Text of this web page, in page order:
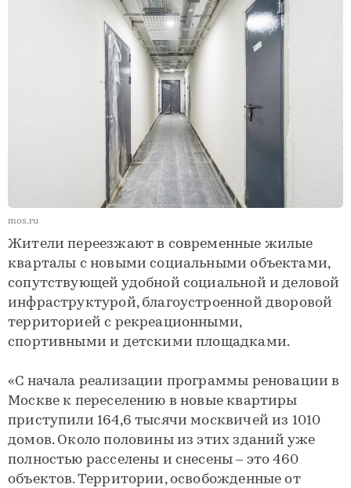
mos.ru
Жители переезжают в современные жилые
кварталы с новыми социальными объектами,
сопутствующей удобной социальной и деловой
инфраструктурой, благоустроенной дворовой
территорией с рекреационными,
спортивными и детскими площадками.
«С начала реализации программы реновации в
Москве к переселению в новые квартиры
приступили 164,6 тысячи москвичей из 1010
домов. Около половины из этих зданий уже
полностью расселены и снесены – это 460
объектов. Территории, освобожденные от